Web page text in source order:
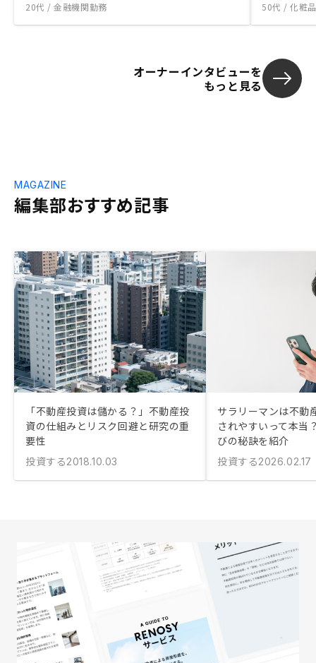
20代 / 金融機関勤務 50代 / 化粧
オーナーインタビューを
もっと見る
編集部おすすめ記事
MAGAZINE
「不動産投資は儲かる？」不動産投
資の仕組みとリスク回避と研究の重
要性
投資する2018.10.03
サラリーマンは不動
されやすいって本当
びの秘訣を紹介
投資する2026.02.17